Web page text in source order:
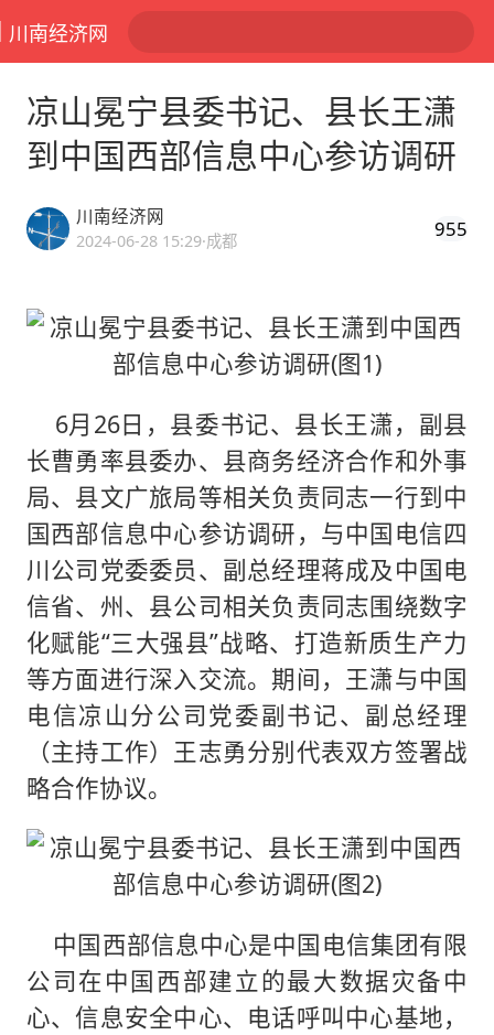
川南经济网
凉山冕宁县委书记、县长王潇
到中国西部信息中心参访调研
川南经济网
2024-06-28 15:29·成都 955
6月26日，县委书记、县长王潇，副县
长曹勇率县委办、县商务经济合作和外事
局、县文广旅局等相关负责同志一行到中
国西部信息中心参访调研，与中国电信四
川公司党委委员、副总经理蒋成及中国电
信省、州、县公司相关负责同志围绕数字
化赋能“三大强县”战略、打造新质生产力
等方面进行深入交流。期间，王潇与中国
电信凉山分公司党委副书记、副总经理
（主持工作）王志勇分别代表双方签署战
略合作协议。
中国西部信息中心是中国电信集团有限
公司在中国西部建立的最大数据灾备中
心、信息安全中心、电话呼叫中心基地，